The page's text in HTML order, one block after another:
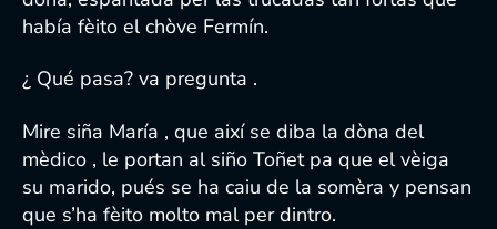
había fèito el chòve Fermín.
¿ Qué pasa? va pregunta .
Mire siña María , que així se diba la dòna del
mèdico , le portan al siño Toñet pa que el vèiga
su marido, pués se ha caiu de la somèra y pensan
que s’ha fèito molto mal per dintro.